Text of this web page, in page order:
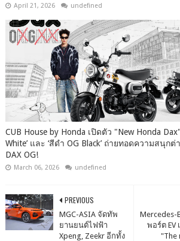
April 21, 2026 undefined
CUB House by Honda เปิดตัว "New Honda
White’ และ ‘สีดำ OG Black’ ถ่ายทอดความสนุก
DAX OG!
March 06, 2026 undefined
Mercedes-
พอร์ต EV
"The
PREVIOUS
MGC-ASIA จัดทัพ
ยานยนต์ไฟฟ้า
Xpeng, Zeekr อีกทั้ง